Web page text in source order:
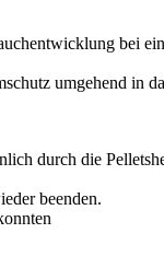
bei
umgehend in
durch die
beenden.